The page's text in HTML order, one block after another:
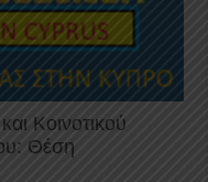
Κοινοτικού
Θέση